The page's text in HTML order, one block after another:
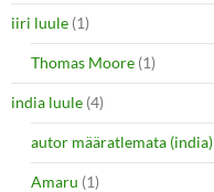
iiri luule (1)
Thomas Moore (1)
india luule (4)
autor määratlemata (india)
Amaru (1)